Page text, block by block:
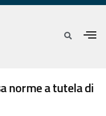
norme a tutela di